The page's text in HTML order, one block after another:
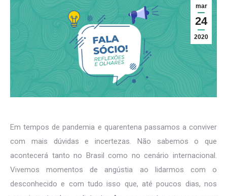
mar
24
2020
Em tempos de pandemia e quarentena passamos a conviver
com mais dúvidas e incertezas. Não sabemos o que
acontecerá tanto no Brasil como no cenário internacional.
Vivemos momentos de angústia ao lidarmos com o
desconhecido e com tudo isso que, até poucos dias, nos